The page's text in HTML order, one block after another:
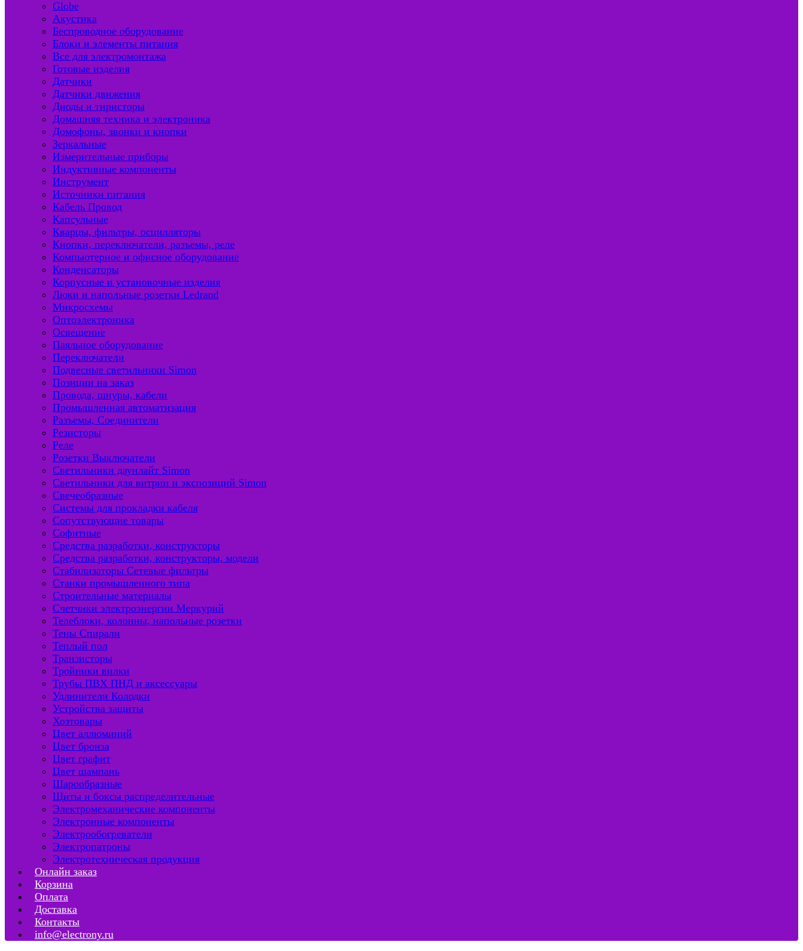
Globe
Акустика
Беспроводное оборудование
Блоки и элементы питания
Все для электромонтажа
Готовые изделия
Датчики
Датчики движения
Диоды и тиристоры
Домашняя техника и электроника
Домофоны, звонки и кнопки
Зеркальные
Измерительные приборы
Индуктивные компоненты
Инструмент
Источники питания
Кабель Провод
Капсульные
Кварцы, фильтры, осцилляторы
Кнопки, переключатели, разъемы, реле
Компьютерное и офисное оборудование
Конденсаторы
Корпусные и установочные изделия
Люки и напольные розетки Ledrand
Микросхемы
Оптоэлектроника
Освещение
Паяльное оборудование
Переключатели
Подвесные светильники Simon
Позиции на заказ
Провода, шнуры, кабели
Промышленная автоматизация
Разъемы, Соединители
Резисторы
Реле
Розетки Выключатели
Светильники даунлайт Simon
Светильники для витрин и экспозиций Simon
Свечеобразные
Системы для прокладки кабеля
Сопутствующие товары
Софитные
Средства разработки, конструкторы
Средства разработки, конструкторы, модели
Стабилизаторы Сетевые фильтры
Станки промышленного типа
Строительные материалы
Счетчики электроэнергии Меркурий
Телеблоки, колонны, напольные розетки
Тены Спирали
Теплый пол
Транзисторы
Тройники вилки
Трубы ПВХ ПНД и аксессуары
Удлинители Колодки
Устройства защиты
Хозтовары
Цвет аллюминий
Цвет бронза
Цвет графит
Цвет шампань
Шарообразные
Щиты и боксы распределительные
Электромеханические компоненты
Электронные компоненты
Электрообогреватели
Электропатроны
Электротехническая продукция
Онлайн заказ
Корзина
Оплата
Доставка
Контакты
info@electrony.ru